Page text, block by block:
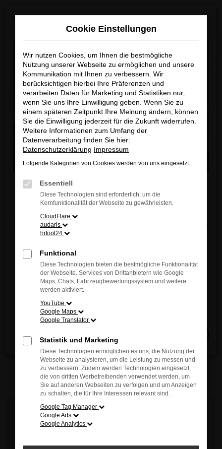
Zum
Cookie Einstellungen
Wir nutzen Cookies, um Ihnen die bestmögliche
Nutzung unserer Webseite zu ermöglichen und unsere
Kommunikation mit Ihnen zu verbessern. Wir
berücksichtigen hierbei Ihre Präferenzen und
verarbeiten Daten für Marketing und Statistiken nur,
wenn Sie uns Ihre Einwilligung geben. Wenn Sie zu
einem späteren Zeitpunkt Ihre Meinung ändern, können
Sie die Einwilligung jederzeit für die Zukunft widerrufen.
Weitere Informationen zum Umfang der
Datenverarbeitung finden Sie hier:
Datenschutzerklärung Impressum
Folgende Kategorien von Cookies werden von uns eingesetzt:
Essentiell
Diese Technologien sind erforderlich, um die
Kernfunktionalität der Webseite zu gewährleisten.
CloudFlare
audaris
hrtool24
Funktional
Diese Technologien bieten die bestmögliche Funktionalität
der Webseite. Services von Drittanbietern wie Google
Maps, Chats, Fahrzeugbewertungssystem und weitere
werden aktiviert.
YouTube
Google Maps
Google Translator
Statistik und Marketing
Diese Technologien ermöglichen es uns, die Nutzung der
Webseite zu analysieren, um die Leistung zu messen und
zu verbessern. Zudem werden Technologien eingesetzt,
die von dritten Werbetreibenden verwendet werden, um
Sie auf anderen Webseiten zu verfolgen und um Anzeigen
zu schalten, die für Ihre Interessen relevant sind.
Google Tag Manager
Google Ads
Google Analytics
×
MAZDA ab Sommer 2026 neu bei uns!
Ab sofort finden Sie bei uns auch die neuesten
MAZDA Modelle
Entdecken Sie jetzt die innovative Vielfalt und das
einzigartige Fahrgefühl von MAZDA – direkt vor
Wir freuen uns auf Ihren Besuch.
Jetzt entdecken